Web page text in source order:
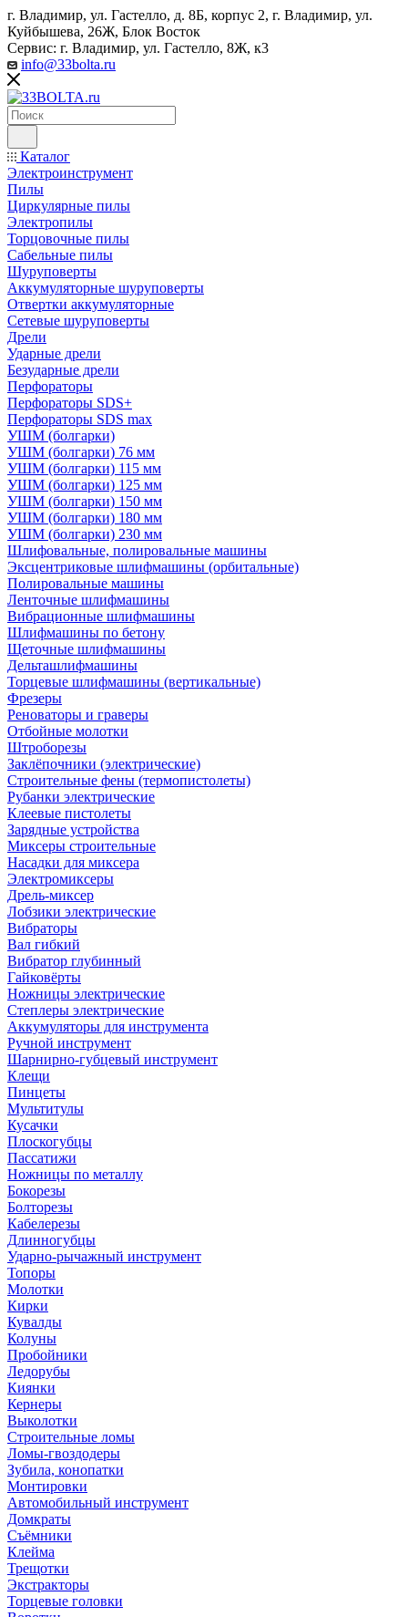
г. Владимир, ул. Гастелло, д. 8Б, корпус 2, г. Владимир, ул. ​
Куйбышева, 26Ж, Блок Восток
Сервис: г. Владимир, ул. Гастелло, 8Ж, к3
info@33bolta.ru
Каталог
Электроинструмент
Пилы
Циркулярные пилы
Электропилы
Торцовочные пилы
Сабельные пилы
Шуруповерты
Аккумуляторные шуруповерты
Отвертки аккумуляторные
Сетевые шуруповерты
Дрели
Ударные дрели
Безударные дрели
Перфораторы
Перфораторы SDS+
Перфораторы SDS max
УШМ (болгарки)
УШМ (болгарки) 76 мм
УШМ (болгарки) 115 мм
УШМ (болгарки) 125 мм
УШМ (болгарки) 150 мм
УШМ (болгарки) 180 мм
УШМ (болгарки) 230 мм
Шлифовальные, полировальные машины
Эксцентриковые шлифмашины (орбитальные)
Полировальные машины
Ленточные шлифмашины
Вибрационные шлифмашины
Шлифмашины по бетону
Щеточные шлифмашины
Дельташлифмашины
Торцевые шлифмашины (вертикальные)
Фрезеры
Реноваторы и граверы
Отбойные молотки
Штроборезы
Заклёпочники (электрические)
Строительные фены (термопистолеты)
Рубанки электрические
Клеевые пистолеты
Зарядные устройства
Миксеры строительные
Насадки для миксера
Электромиксеры
Дрель-миксер
Лобзики электрические
Вибраторы
Вал гибкий
Вибратор глубинный
Гайковёрты
Ножницы электрические
Степлеры электрические
Аккумуляторы для инструмента
Ручной инструмент
Шарнирно-губцевый инструмент
Клещи
Пинцеты
Мультитулы
Кусачки
Плоскогубцы
Пассатижи
Ножницы по металлу
Бокорезы
Болторезы
Кабелерезы
Длинногубцы
Ударно-рычажный инструмент
Топоры
Молотки
Кирки
Кувалды
Колуны
Пробойники
Ледорубы
Киянки
Кернеры
Выколотки
Строительные ломы
Ломы-гвоздодеры
Зубила, конопатки
Монтировки
Автомобильный инструмент
Домкраты
Съёмники
Клейма
Трещотки
Экстракторы
Торцевые головки